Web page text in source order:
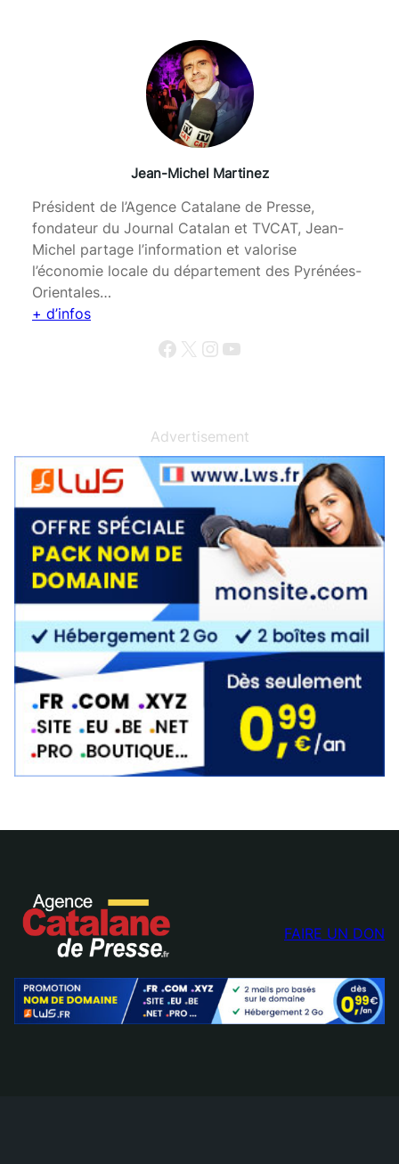
Jean-Michel Martinez
Président de l’Agence Catalane de Presse,
fondateur du Journal Catalan et TVCAT, Jean-
Michel partage l’information et valorise
l’économie locale du département des Pyrénées-
Orientales…
+ d’infos
Facebook X Instagram YouTube
Advertisement
FAIRE UN DON